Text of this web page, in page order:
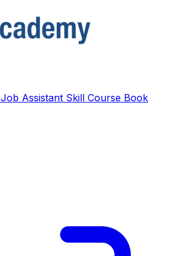
Job Assistant Skill Course Book